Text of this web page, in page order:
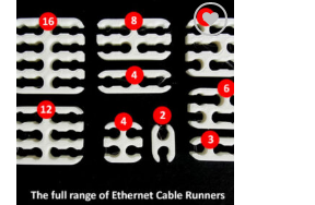
Add to
wishlist